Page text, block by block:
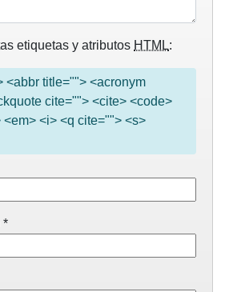
etiquetas y atributos HTML:
<abbr title=""> <acronym
cite=""> <cite> <code>
<i> <q cite=""> <s>
*